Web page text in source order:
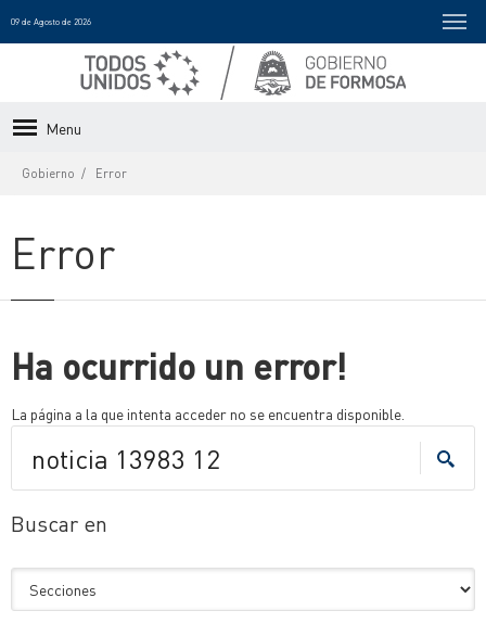
09 de Agosto de 2026
Menu
Gobierno Error
Error
Ha ocurrido un error!
La página a la que intenta acceder no se encuentra disponible.
Buscar en